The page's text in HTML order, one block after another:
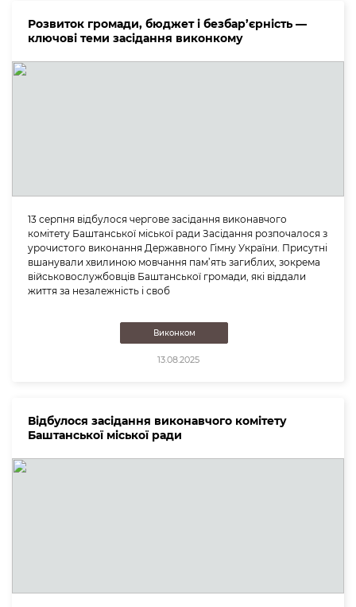
Розвиток громади, бюджет і безбар’єрність —
ключові теми засідання виконкому
13 серпня відбулося чергове засідання виконавчого
комітету Баштанської міської ради Засідання розпочалося з
урочистого виконання Державного Гімну України. Присутні
вшанували хвилиною мовчання пам’ять загиблих, зокрема
військовослужбовців Баштанської громади, які віддали
життя за незалежність і своб
Виконком
13.08.2025
Відбулося засідання виконавчого комітету
Баштанської міської ради